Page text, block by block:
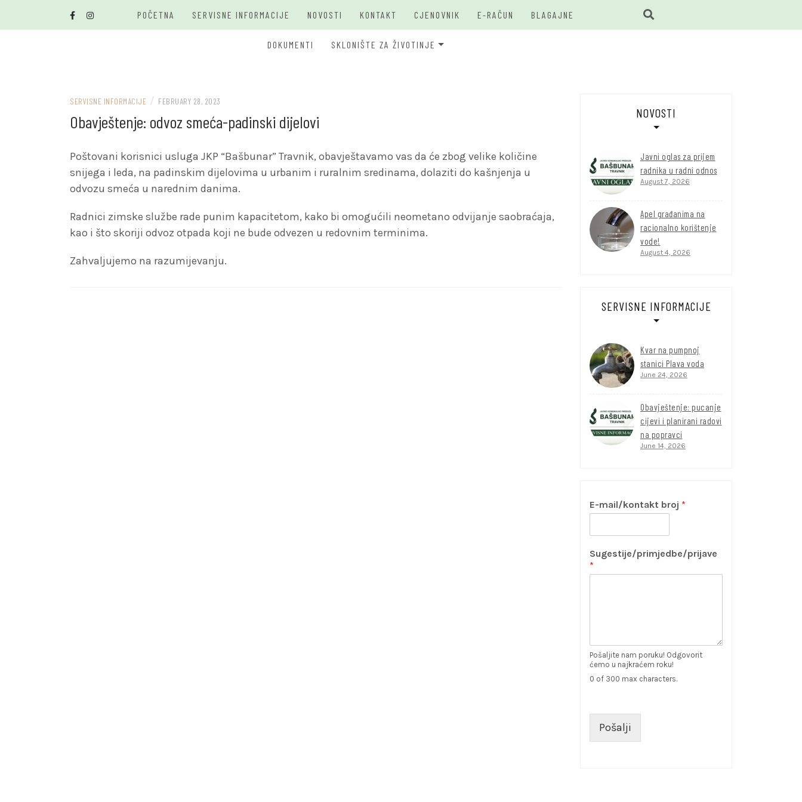
POČETNA SERVISNE INFORMACIJE NOVOSTI KONTAKT CJENOVNIK E-RAČUN BLAGAJNE
DOKUMENTI SKLONIŠTE ZA ŽIVOTINJE
SERVISNE INFORMACIJE / FEBRUARY 28, 2023
Obavještenje: odvoz smeća-padinski dijelovi
Poštovani korisnici usluga JKP “Bašbunar” Travnik, obavještavamo vas da će zbog velike količine
snijega i leda, na padinskim dijelovima u urbanim i ruralnim sredinama, dolaziti do kašnjenja u
odvozu smeća u narednim danima.
Radnici zimske službe rade punim kapacitetom, kako bi omogućili neometano odvijanje saobraćaja,
kao i što skoriji odvoz otpada koji ne bude odvezen u redovnim terminima.
Zahvaljujemo na razumijevanju.
NOVOSTI
Javni oglas za prijem
radnika u radni odnos
August 7, 2026
Apel građanima na
racionalno korištenje
vode!
August 4, 2026
SERVISNE INFORMACIJE
Kvar na pumpnoj
stanici Plava voda
June 24, 2026
Obavještenje: pucanje
cijevi i planirani radovi
na popravci
June 14, 2026
E-mail/kontakt broj *
Sugestije/primjedbe/prijave
*
Pošaljite nam poruku! Odgovorit
ćemo u najkraćem roku!
0 of 300 max characters.
Pošalji